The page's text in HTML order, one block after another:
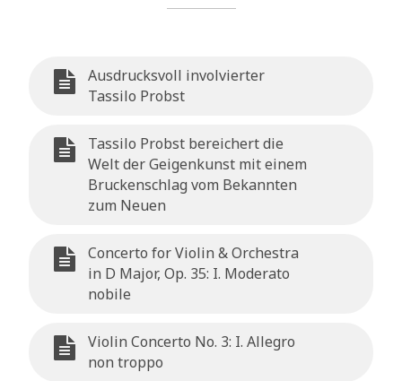
Ausdrucksvoll involvierter
Tassilo Probst
Tassilo Probst bereichert die
Welt der Geigenkunst mit einem
Bruckenschlag vom Bekannten
zum Neuen
Concerto for Violin & Orchestra
in D Major, Op. 35: I. Moderato
nobile
Violin Concerto No. 3: I. Allegro
non troppo